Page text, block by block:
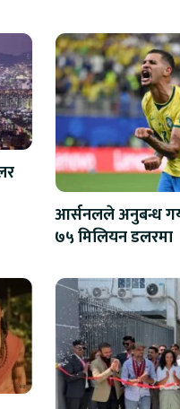
आर्सनलले अनुबन्ध
७५ मिलियन डलरमा